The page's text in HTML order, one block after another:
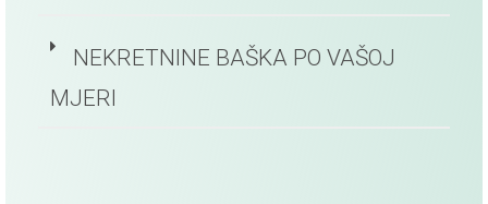
NEKRETNINE BAŠKA PO VAŠOJ
MJERI